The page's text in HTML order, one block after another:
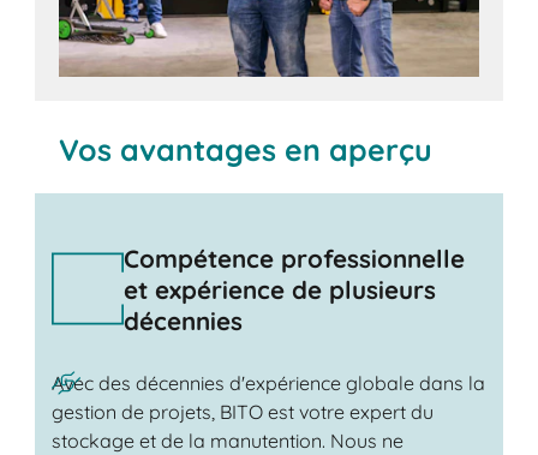
Vos avantages en aperçu
Compétence professionnelle
et expérience de plusieurs
décennies
Avec des décennies d'expérience globale dans la
gestion de projets, BITO est votre expert du
stockage et de la manutention. Nous ne